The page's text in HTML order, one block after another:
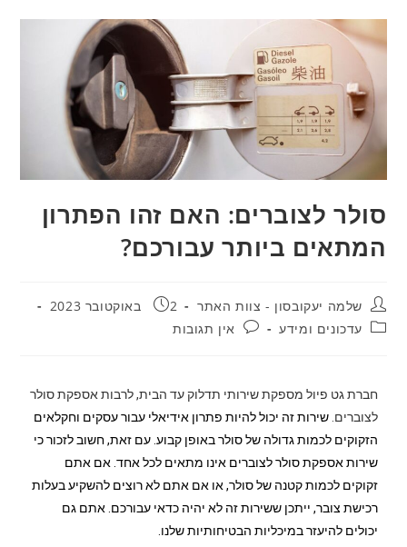
סולר לצוברים: האם זהו הפתרון
המתאים ביותר עבורכם?
שלמה יעקובסון - צוות האתר
2 באוקטובר 2023
עדכונים ומידע
אין תגובות
חברת גט פיול מספקת שירותי תדלוק עד הבית, לרבות אספקת סולר
לצוברים. שירות זה יכול להיות פתרון אידיאלי עבור עסקים וחקלאים
הזקוקים לכמות גדולה של סולר באופן קבוע. עם זאת, חשוב לזכור כי
שירות אספקת סולר לצוברים אינו מתאים לכל אחד. אם אתם
זקוקים לכמות קטנה של סולר, או אם אתם לא רוצים להשקיע בעלות
רכישת צובר, ייתכן ששירות זה לא יהיה כדאי עבורכם. אתם גם
יכולים להיעזר במיכליות הבטיחותיות שלנו.